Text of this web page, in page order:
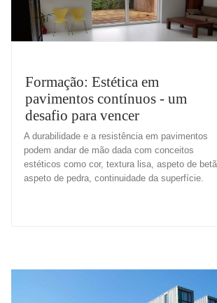
Formação: Estética em
pavimentos contínuos - um
desafio para vencer
A durabilidade e a resistência em pavimentos
podem andar de mão dada com conceitos
estéticos como cor, textura lisa, aspeto de
aspeto de pedra, continuidade da superfície.